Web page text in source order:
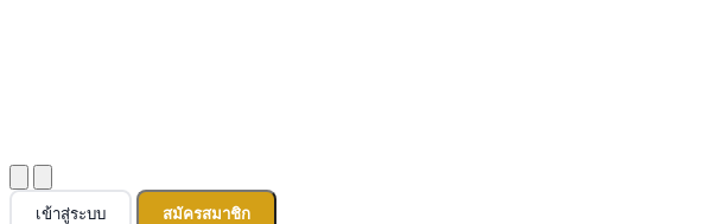
เข้าสู่ระบบ สมัครสมาชิก